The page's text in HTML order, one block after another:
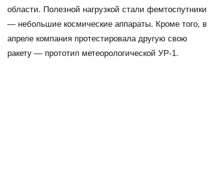
области. Полезной нагрузкой стали фемтоспутники
— небольшие космические аппараты. Кроме того, в
апреле компания протестировала другую свою
ракету — прототип метеорологической УР-1.